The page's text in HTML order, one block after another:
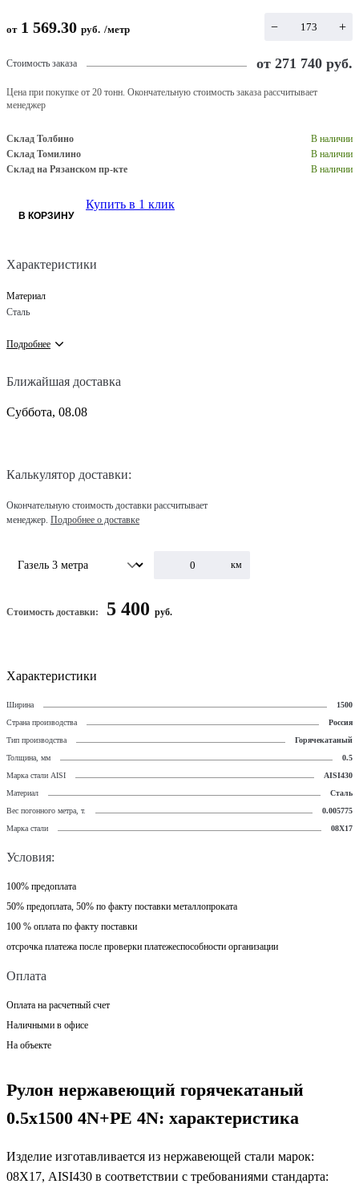
от 1 569.30 руб. /метр − +
Стоимость заказа от 271 740 руб.
Цена при покупке от 20 тонн. Окончательную стоимость заказа рассчитывает
менеджер
Склад Толбино
В наличии
Склад Томилино
В наличии
Склад на Рязанском пр-кте
В наличии
В КОРЗИНУ
Купить в 1 клик
Характеристики
Материал
Сталь
Подробнее
Ближайшая доставка
Суббота, 08.08
Калькулятор доставки:
Окончательную стоимость доставки рассчитывает
менеджер. Подробнее о доставке
км
Стоимость доставки: 5 400 руб.
Характеристики
Ширина
1500
Страна производства
Россия
Тип производства
Горячекатаный
Толщина, мм
0.5
Марка стали AISI
AISI430
Материал
Сталь
Вес погонного метра, т.
0.005775
Марка стали
08Х17
Условия:
100% предоплата
50% предоплата, 50% по факту поставки металлопроката
100 % оплата по факту поставки
отсрочка платежа после проверки платежеспособности организации
Оплата
Оплата на расчетный счет
Наличными в офисе
На объекте
Рулон нержавеющий горячекатаный
0.5x1500 4N+PE 4N: характеристика
Изделие изготавливается из нержавеющей стали марок:
08Х17, AISI430 в соответствии с требованиями стандарта: